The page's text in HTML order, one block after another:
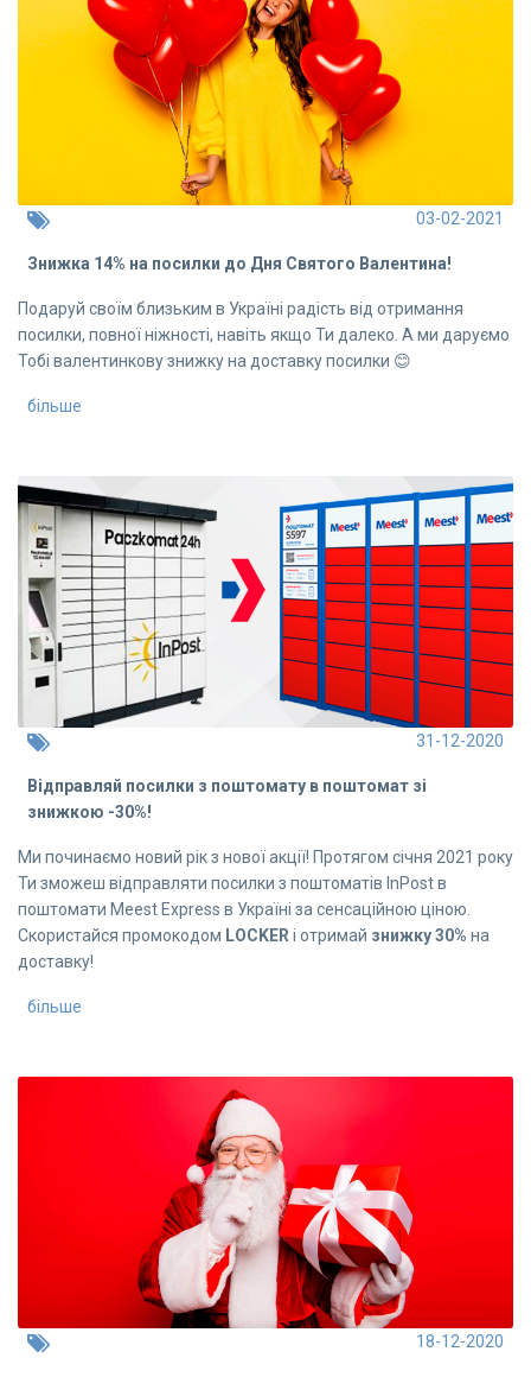
03-02-2021
Знижка 14% на посилки до Дня Святого Валентина!
Подаруй своїм близьким в Україні радість від отримання
посилки, повної ніжності, навіть якщо Ти далеко. А ми даруємо
Тобі валентинкову знижку на доставку посилки 😊
більше
31-12-2020
Відправляй посилки з поштомату в поштомат зі
знижкою -30%!
Ми починаємо новий рік з нової акції! Протягом січня 2021 року
Ти зможеш відправляти посилки з поштоматів InPost в
поштомати Meest Express в Україні за сенсаційною ціною.
Скористайся промокодом LOCKER і отримай знижку 30% на
доставку!
більше
18-12-2020